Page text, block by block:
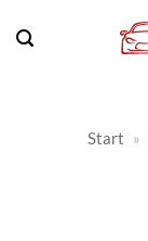
Inhalt
Start »